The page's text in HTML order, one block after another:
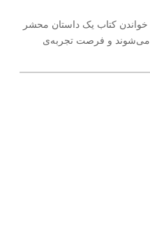
خواندن کتاب یک داستان محشر
می‌شوند و فرصت تجربه‌ی